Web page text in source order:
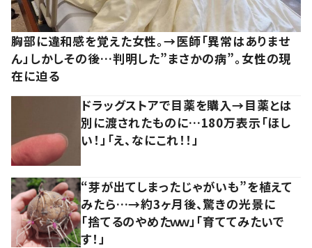
胸部に違和感を覚えた女性。→医師「異常はありませ
ん」しかしその後…判明した”まさかの病”。女性の現
在に迫る
ドラッグストアで目薬を購入→目薬とは
別に渡されたものに…180万表示「ほし
い！」「え、なにこれ！！」
“芽が出てしまったじゃがいも”を植えて
みたら…→約3ヶ月後、驚きの光景に
「捨てるのやめたｗｗ」「育ててみたいで
す！」